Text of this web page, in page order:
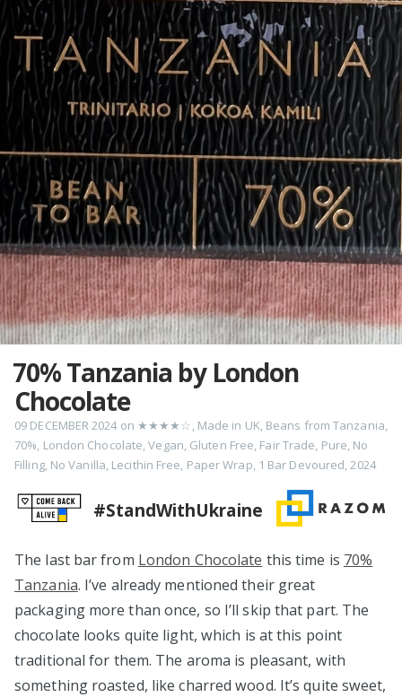
70% Tanzania by London
Chocolate
09 DECEMBER 2024on ★★★★☆, Made in UK, Beans from Tanzania,
70%, London Chocolate,Vegan, Gluten Free, Fair Trade, Pure, No
Filling, No Vanilla, Lecithin Free, Paper Wrap, 1 Bar Devoured,2024
#StandWithUkraine
The last bar from London Chocolate this time is 70%
Tanzania. I’ve already mentioned their great
packaging more than once, so I’ll skip that part. The
chocolate looks quite light, which is at this point
traditional for them. The aroma is pleasant, with
something roasted, like charred wood. It’s quite sweet,